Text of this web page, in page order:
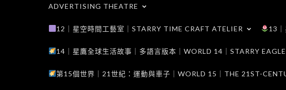
ADVERTISING THEATRE
12｜星空時間工藝室｜STARRY TIME CRAFT ATELIER 13
14｜星鷹全球生活故事｜多語言版本｜WORLD 14｜STARRY
第15個世界｜21世紀：運動與車子｜WORLD 15｜THE 21ST-